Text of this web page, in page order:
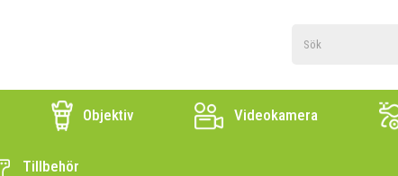
Objektiv Videokamera
Tillbehör